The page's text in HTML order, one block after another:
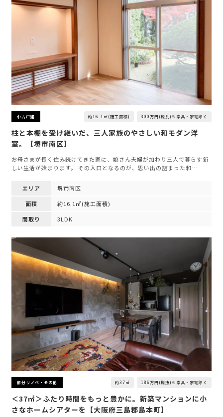
中古戸建 約16.1㎡(施工面積) 300万円(税別)※家具・家電除く
柱と本棚を受け継いだ、三人家族のやさしい和モダン洋
室。【堺市南区】
お母さまが長く住み続けてきた家に、娘さん夫婦が加わり三人で暮らす新
しい生活が始まります。 その入口となるのが、思い出の詰まった和…
エリア
堺市南区
面積
約16.1㎡(施工面積)
間取り
3LDK
部分リノベ・その他 約37㎡ 186万円(税抜)※家具・家電除く
＜37㎡＞ふたり時間をもっと豊かに。新築マンションに小
さなホームシアターを【大阪府三島郡島本町】